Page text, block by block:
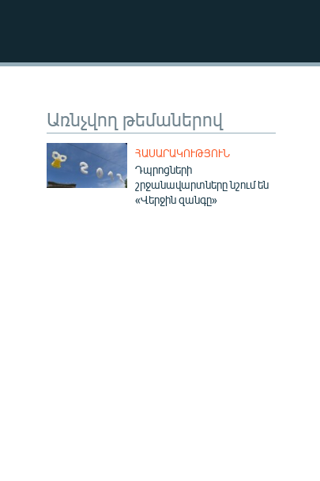
Առնչվող թեմաներով
ՀԱՍԱՐԱԿՈՒԹՅՈՒՆ
Դպրոցների
շրջանավարտները նշում են
«Վերջին զանգը»